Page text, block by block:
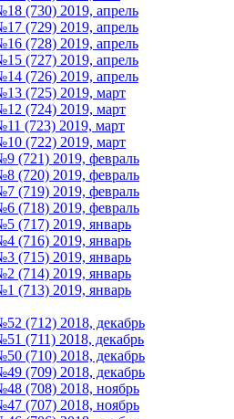
(730) 2019, апрель
(729) 2019, апрель
(728) 2019, апрель
(727) 2019, апрель
(726) 2019, апрель
(725) 2019, март
(724) 2019, март
(723) 2019, март
(722) 2019, март
(721) 2019, февраль
(720) 2019, февраль
(719) 2019, февраль
(718) 2019, февраль
(717) 2019, январь
(716) 2019, январь
(715) 2019, январь
(714) 2019, январь
(713) 2019, январь
(712) 2018, декабрь
(711) 2018, декабрь
(710) 2018, декабрь
(709) 2018, декабрь
(708) 2018, ноябрь
(707) 2018, ноябрь